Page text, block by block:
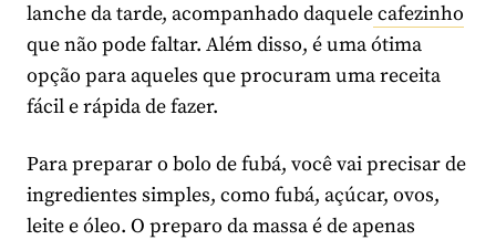
lanche da tarde, acompanhado daquelecafezinho
que não pode faltar. Além disso, é uma ótima
opção para aqueles que procuram uma receita
fácil e rápida de fazer.
Para preparar o bolo de fubá, você vai precisar de
ingredientes simples, como fubá, açúcar, ovos,
leite e óleo. O preparo da massa é de apenas